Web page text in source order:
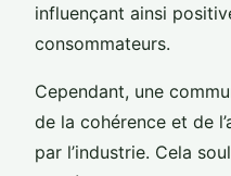
influençant ainsi
consommateurs.
Cependant, une
de la cohérence et de
par l’industrie. Cela